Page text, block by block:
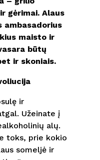
gėrimai. Alaus
ambasadorius
maisto ir
būtų
ir skoniais.
ir
Užeinate į
alų.
toks, prie kokio
someljė ir
privaloma
sutinku pateikti
duomenų tvarkymo